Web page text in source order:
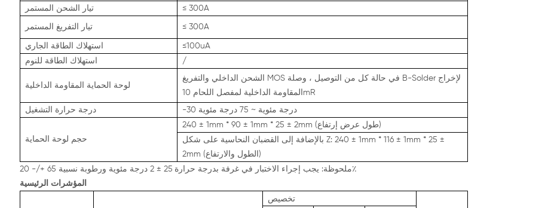
تيار الشحن المستمر
≤ 300A
تيار التفريغ المستمر ≤ 300A
استهلاك الطاقة الجاري
≤100uA
استهلاك الطاقة للنوم
/
لوحة الحماية المقاومة الداخلية
الشحن الداخلي والتفريغ MOS في حالة كل من التوصيل ، وصلة B-Solder لإخراج
المقاومة الداخلية لمفصل اللحام 10mR
درجة حرارة التشغيل -30 درجة مئوية ~ 75 درجة مئوية
حجم لوحة الحماية
240 ± 1mm ​​* 90 ± 1mm ​​* 25 ± 2mm
(طول عرض إرتفاع)
بالإضافة إلى القضبان النحاسية على شكل Z:240 ± 1mm ​​* 116 ± 1mm ​​* 25 ±
2mm
(الطول والارتفاع)
ملحوظة: يجب إجراء الاختبار في غرفة بدرجة حرارة 25 ± 2 درجة مئوية ورطوبة نسبية 65 +/- 20٪
المؤشرات الرئيسية
تخصيص